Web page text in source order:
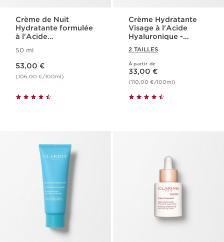
Crème de Nuit
Hydratante formulée
à l'Acide
Hydra-Essentiel
50 ml
53,00 €
(106,00 €/100ml)
Crème Hydratante
Visage à l'Acide
Hyaluronique -
2 TAILLES
À partir de
Nouveau prix 33,00 €
33,00 €
(110,00 €/100ml)